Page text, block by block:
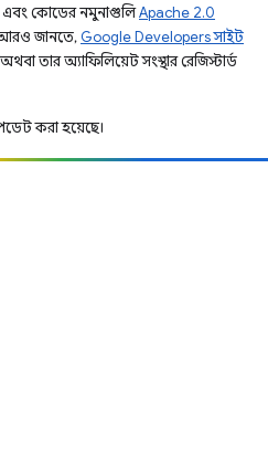
কোডের নমুনাগুলিApache 2.0
আরও জানতে, Google Developers সাইট
তার অ্যাফিলিয়েট সংস্থার রেজিস্টার্ড
করা হয়েছে।